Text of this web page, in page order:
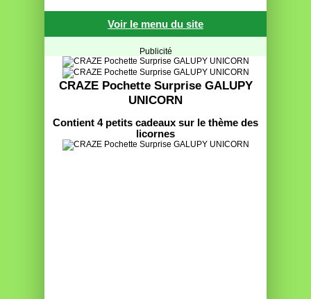
Voir le menu du site
Publicité
CRAZE Pochette Surprise GALUPY
UNICORN
Contient 4 petits cadeaux sur le thème des
licornes